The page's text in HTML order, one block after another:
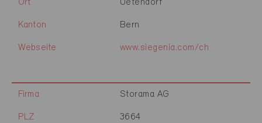
Ort Uetendorf
Kanton Bern
Webseite www.siegenia.com/ch
Firma Storama AG
PLZ 3664